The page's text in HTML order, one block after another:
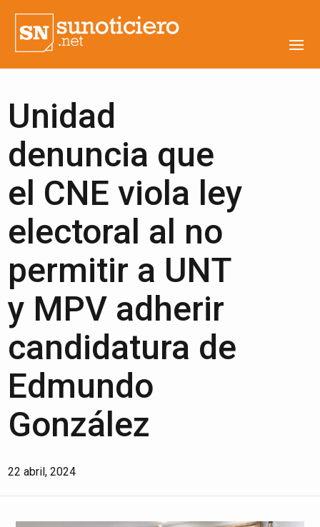
Unidad
denuncia que
el CNE viola ley
electoral al no
permitir a UNT
y MPV adherir
candidatura de
Edmundo
González
22 abril, 2024